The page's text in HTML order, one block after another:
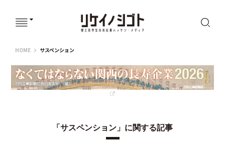
HOMEリケイノシゴト
サスペンション
「サスペンション」に関する記事